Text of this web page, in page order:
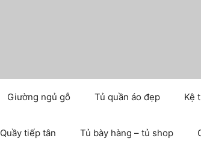
Giường ngủ gỗ Tủ quần áo đẹp Kệ
Quầy tiếp tân Tủ bày hàng – tủ shop